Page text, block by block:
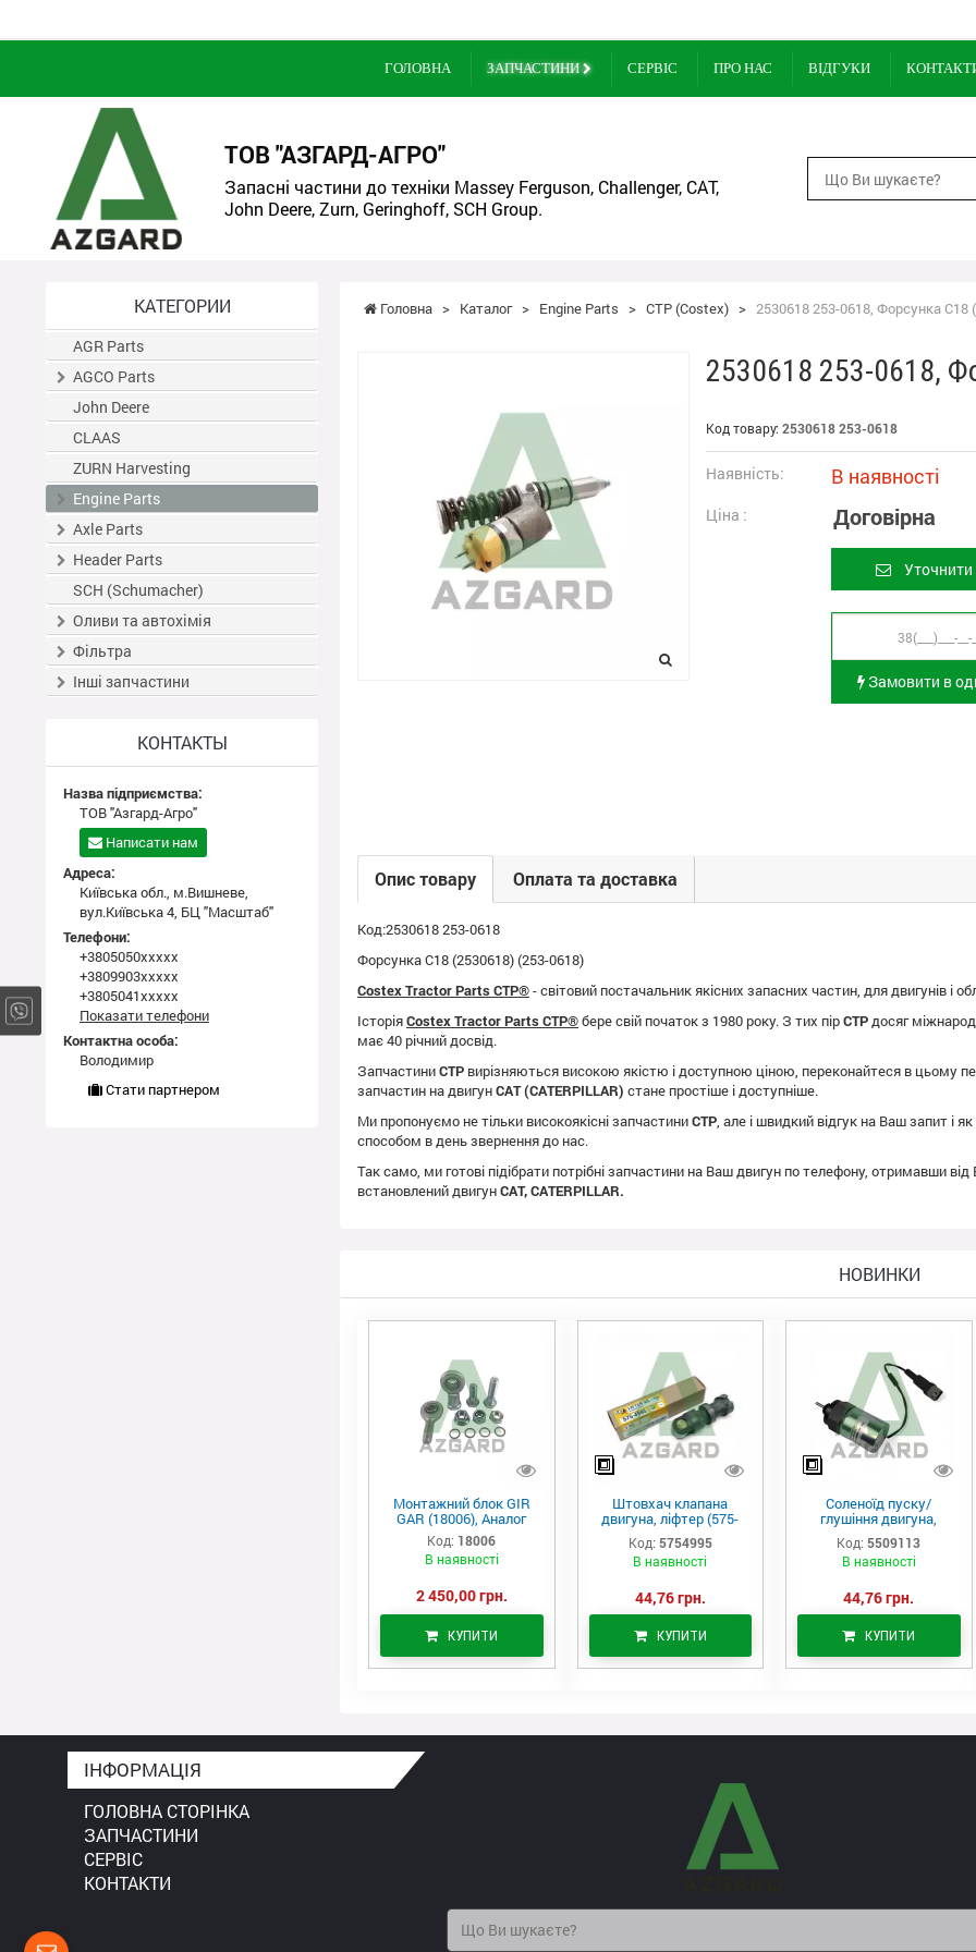
ГОЛОВНА ЗАПЧАСТИНИ СЕРВІС ПРО НАС ВІДГУКИ
ТОВ "АЗГАРД-АГРО"
Запасні частини до техніки Massey Ferguson, Challenger, CAT,
John Deere, Zurn, Geringhoff, SCH Group.
Головна > Каталог > Engine Parts > CTP (Costex) > 2530618 253-0618, Форсунка С18
2530618 253-0618,
Код товару: 2530618 253-0618
Наявність: В наявності
Ціна : Договірна
Уточнити
Замовити в
Опис товару Оплата та доставка
Код:2530618 253-0618
Форсунка С18 (2530618) (253-0618)
Costex Tractor Parts CTP®- світовий постачальник якісних запасних частин, для двигунів і
ІсторіяCostex Tractor Parts CTP®бере свій початок з 1980 року. З тих пірCTPдосяг
має 40 річний досвід.
ЗапчастиниCTP вирізняються високою якістю і доступною ціною, переконайтеся в цьому
запчастин на двигунCAT (CATERPILLAR) стане простіше і доступніше.
Ми пропонуємо не тільки високоякісні запчастиниCTP, але і швидкий відгук на Ваш запит і
способом в день звернення до нас.
Так само, ми готові підібрати потрібні запчастини на Ваш двигун по телефону, отримавши
встановлений двигунCAT, CATERPILLAR.
НОВИНКИ
Монтажний блок GIR
GAR (18006), Аналог
Код: 18006
В наявності
2 450,00 грн.
КУПИТИ
Штовхач клапана
двигуна, ліфтер (575-
4995)
Код: 5754995
В наявності
44,76 грн.
КУПИТИ
Соленоїд пуску/
глушіння двигуна,
актуатор (550-9113)
Код: 5509113
В наявності
44,76 грн.
КУПИТИ
КАТЕГОРИИ
AGR Parts
AGCO Parts
John Deere
CLAAS
ZURN Harvesting
Engine Parts
Axle Parts
Header Parts
SCH (Schumacher)
Оливи та автохімія
Фільтра
Інші запчастини
КОНТАКТЫ
Назва підприємства:
ТОВ "Азгард-Агро"
Написати нам
Адреса:
Київська обл., м.Вишневе,
вул.Київська 4, БЦ "Масштаб"
Телефони:
+3805050xxxxx
+3809903xxxxx
+3805041xxxxx
Показати телефони
Контактна особа:
Володимир
Стати партнером
ІНФОРМАЦІЯ
ГОЛОВНА СТОРІНКА
ЗАПЧАСТИНИ
СЕРВІС
КОНТАКТИ